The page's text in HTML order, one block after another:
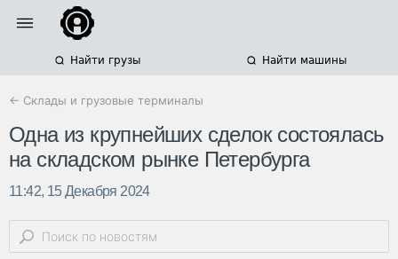
Найти грузы Найти машины
← Склады и грузовые терминалы
Одна из крупнейших сделок состоялась
на складском рынке Петербурга
11:42, 15 Декабря 2024